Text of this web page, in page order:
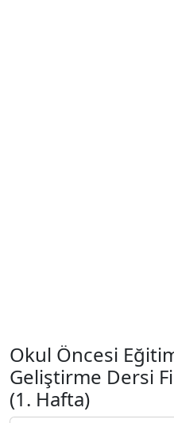
Okul Öncesi
Geliştirme Dersi
(1. Hafta)